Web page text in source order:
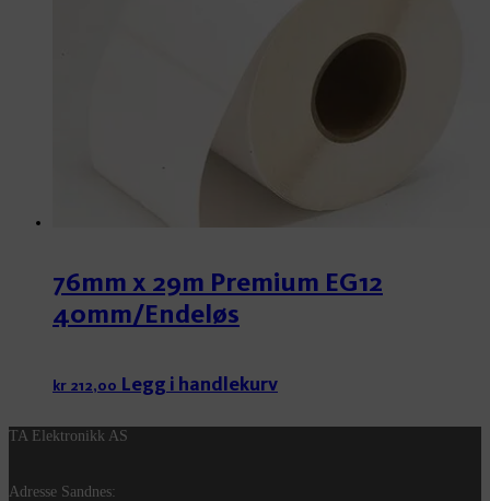
76mm x 29m Premium EG12
40mm/Endeløs
kr 212,00 Legg i handlekurv
TA Elektronikk AS
Adresse Sandnes: